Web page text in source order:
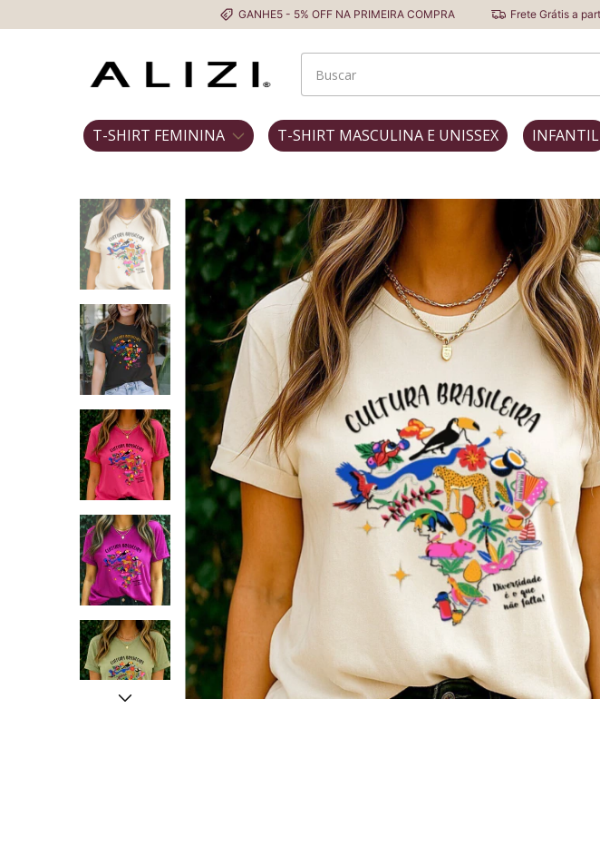
GANHE5 - 5% OFF NA PRIMEIRA COMPRA Frete Grátis a partir de R$ 229
T-SHIRT FEMININA T-SHIRT MASCULINA E UNISSEX INFANTIL